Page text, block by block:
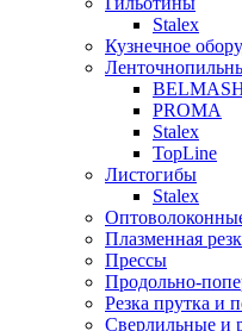
Stalex
Кузнечное
PROMA
Stalex
TopLine
Листогибы
Stalex
Плазменная
Прессы
Продольно-
Резка прутка и
Сверлильные и